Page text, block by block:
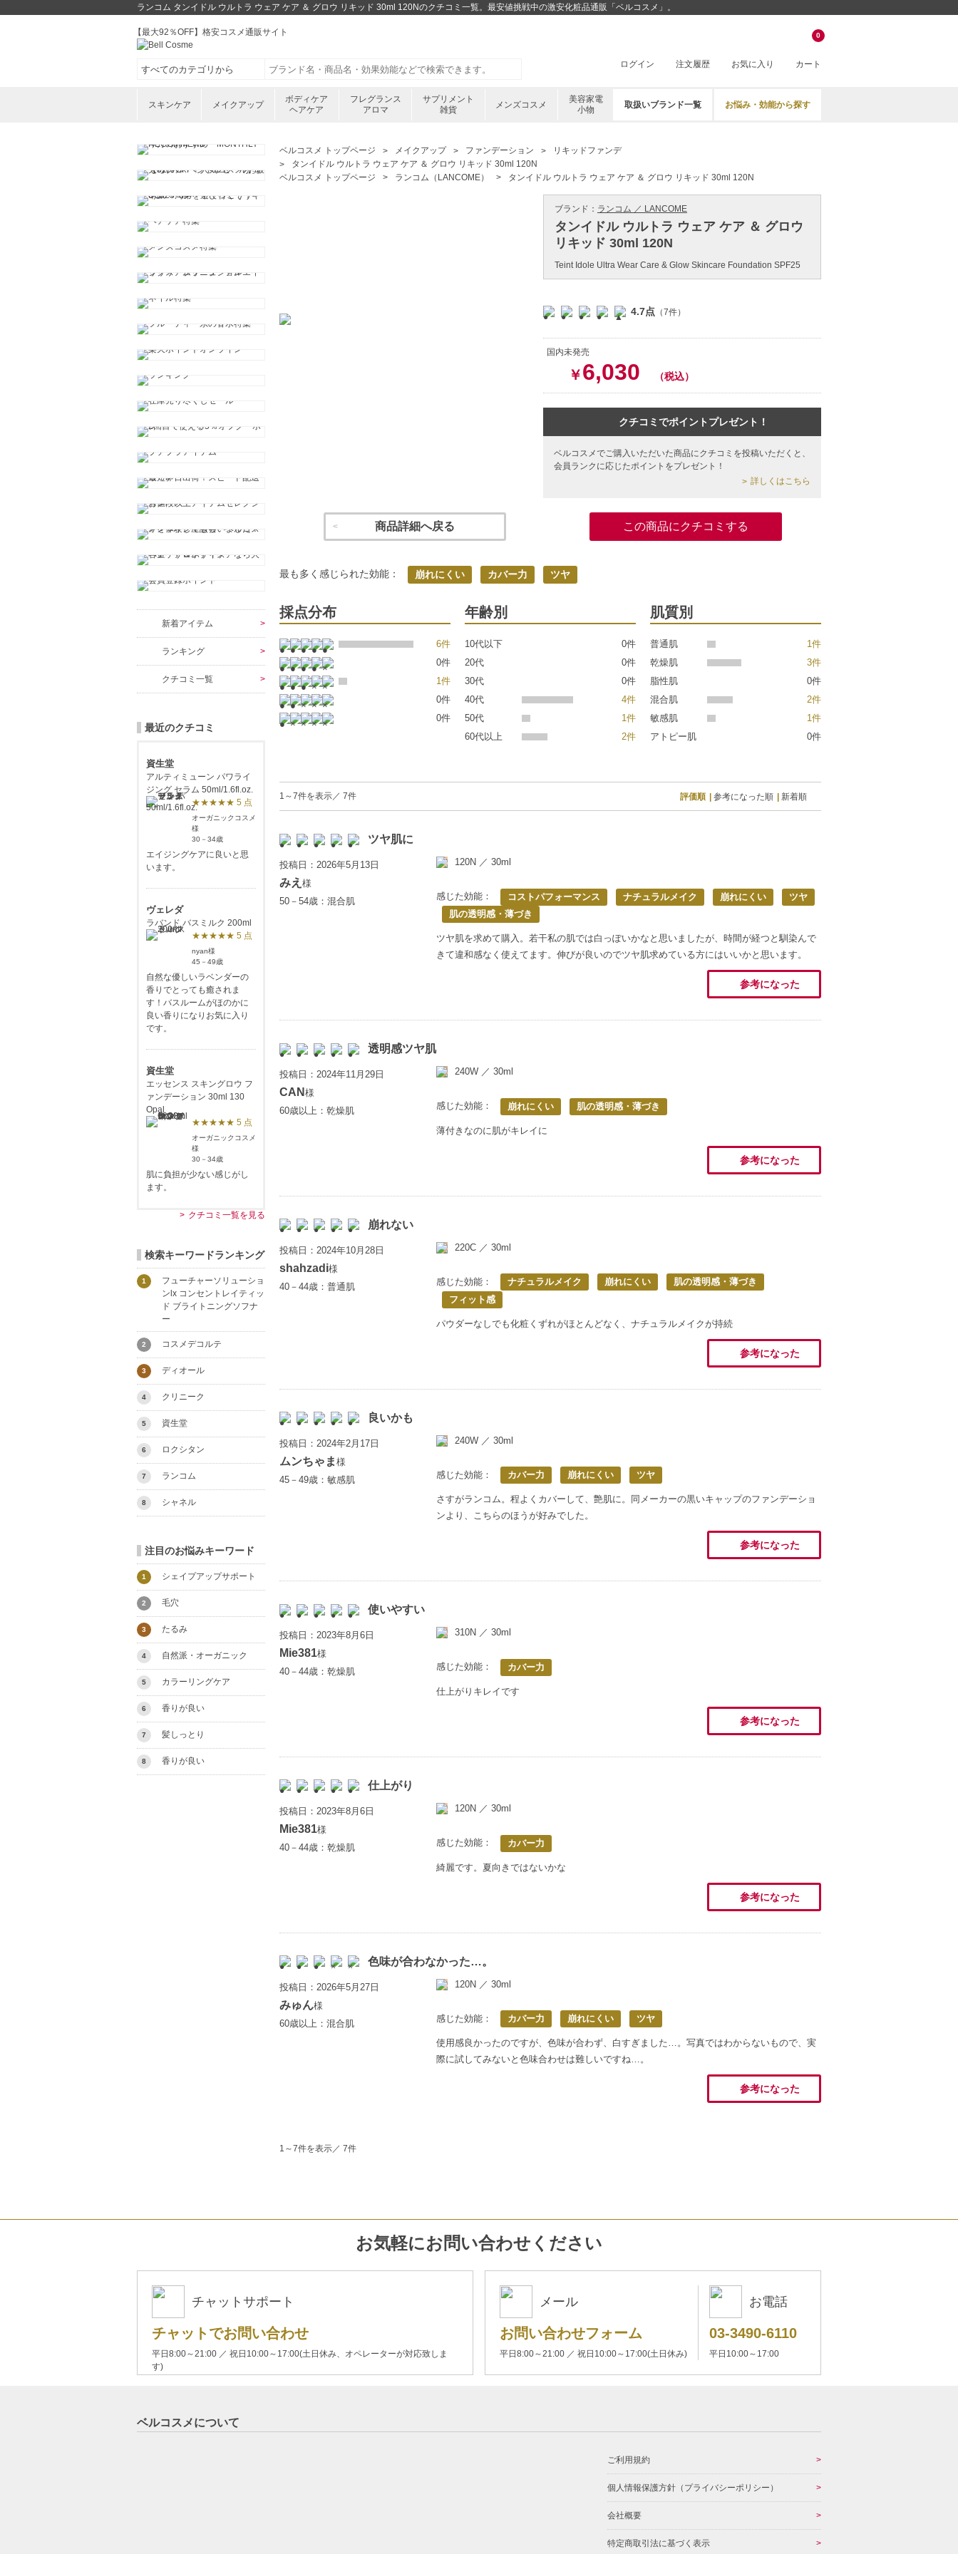
ランコム タンイドル ウルトラ ウェア ケア ＆ グロウ リキッド 30ml 120Nのクチコミ一覧。最安値挑戦中の激安化粧品通販「ベルコスメ」。
【最大92％OFF】格安コスメ通販サイト
ログイン 注文履歴 お気に入り カート
0
スキンケア メイクアップ
ボディケア
ヘアケア
フレグランス
アロマ
サプリメント
雑貨
メンズコスメ
美容家電
小物
取扱いブランド一覧 お悩み・効能から探す
ベルコスメ トップページ メイクアップ ファンデーション
リキッドファンデ
タンイドル ウルトラ ウェア ケア ＆ グロウ リキッド 30ml 120N
ベルコスメ トップページ
ランコム（LANCOME） タンイドル ウルトラ ウェア ケア ＆ グロウ リキッド 30ml 120N
ブランド： ランコム ／ LANCOME
タンイドル ウルトラ ウェア ケア ＆ グロウ
リキッド 30ml 120N
Teint Idole Ultra Wear Care & Glow Skincare Foundation SPF25
4.7点 （7件）
国内未発売
￥6,030 （税込）
クチコミでポイントプレゼント！
ベルコスメでご購入いただいた商品にクチコミを投稿いただくと、
会員ランクに応じたポイントをプレゼント！
詳しくはこちら
商品詳細へ戻る この商品にクチコミする
最も多く感じられた効能： 崩れにくい カバー力 ツヤ
採点分布
6件
0件
1件
0件
0件
年齢別
10代以下
0件
20代
0件
30代
0件
40代
4件
50代
1件
60代以上
2件
肌質別
普通肌
1件
乾燥肌
3件
脂性肌
0件
混合肌
2件
敏感肌
1件
アトピー肌
0件
1～7件を表示／ 7件 評価順 参考になった順 新着順
ツヤ肌に
投稿日：2026年5月13日
みえ 様
50－54歳：混合肌
120N ／ 30ml
感じた効能： コストパフォーマンス ナチュラルメイク 崩れにくい
ツヤ
肌の透明感・薄づき
ツヤ肌を求めて購入。若干私の肌では白っぽいかなと思いましたが、時間が経つと馴染んで
きて違和感なく使えてます。伸びが良いのでツヤ肌求めている方にはいいかと思います。
参考になった
透明感ツヤ肌
投稿日：2024年11月29日
CAN 様
60歳以上：乾燥肌
240W ／ 30ml
感じた効能： 崩れにくい 肌の透明感・薄づき
薄付きなのに肌がキレイに
参考になった
崩れない
投稿日：2024年10月28日
shahzadi様
40－44歳：普通肌
220C ／ 30ml
感じた効能： ナチュラルメイク 崩れにくい
肌の透明感・薄づき
フィット感
パウダーなしでも化粧くずれがほとんどなく、ナチュラルメイクが持続
参考になった
良いかも
投稿日：2024年2月17日
ムンちゃま 様
45－49歳：敏感肌
240W ／ 30ml
感じた効能： カバー力 崩れにくい ツヤ
さすがランコム。程よくカバーして、艶肌に。同メーカーの黒いキャップのファンデーショ
ンより、こちらのほうが好みでした。
参考になった
使いやすい
投稿日：2023年8月6日
Mie381様
40－44歳：乾燥肌
310N ／ 30ml
感じた効能： カバー力
仕上がりキレイです
参考になった
仕上がり
投稿日：2023年8月6日
Mie381様
40－44歳：乾燥肌
120N ／ 30ml
感じた効能： カバー力
綺麗です。夏向きではないかな
参考になった
色味が合わなかった…。
投稿日：2026年5月27日
みゅん様
60歳以上：混合肌
120N ／ 30ml
感じた効能： カバー力 崩れにくい ツヤ
使用感良かったのですが、色味が合わず、白すぎました…。写真ではわからないもので、実
際に試してみないと色味合わせは難しいですね…。
参考になった
1～7件を表示／ 7件
新着アイテム
ランキング
クチコミ一覧
最近のクチコミ
資生堂
アルティミューン パワライ
ジング セラム 50ml/1.6fl.oz.
★★★★★ 5 点
オーガニックコスメ
様
30－34歳
エイジングケアに良いと思
います。
ヴェレダ
ラバンド バスミルク 200ml
★★★★★ 5 点
nyan様
45－49歳
自然な優しいラベンダーの
香りでとっても癒されま
す！バスルームがほのかに
良い香りになりお気に入り
です。
資生堂
エッセンス スキングロウ フ
ァンデーション 30ml 130
Opal
★★★★★ 5 点
オーガニックコスメ
様
30－34歳
肌に負担が少ない感じがし
ます。
クチコミ一覧を見る
検索キーワードランキング
1
フューチャーソリューショ
ンlx コンセントレイティッ
ド ブライトニングソフナ
ー
2 コスメデコルテ
3 ディオール
4 クリニーク
5 資生堂
6 ロクシタン
7 ランコム
8 シャネル
注目のお悩みキーワード
1 シェイプアップサポート
2 毛穴
3 たるみ
4 自然派・オーガニック
5 カラーリングケア
6 香りが良い
7 髪しっとり
8 香りが良い
お気軽にお問い合わせください
チャットサポート
チャットでお問い合わせ
平日8:00～21:00 ／ 祝日10:00～17:00(土日休み、オペレーターが対応致しま
す)
メール
お問い合わせフォーム
平日8:00～21:00 ／ 祝日10:00～17:00(土日休み)
お電話
03-3490-6110
平日10:00～17:00
ベルコスメについて
ご利用規約
個人情報保護方針（プライバシーポリシー）
会社概要
特定商取引法に基づく表示